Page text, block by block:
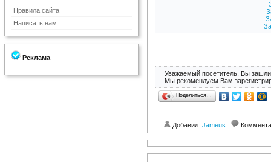
Правила сайта
Написать нам
Реклама
Уважаемый посетитель, Вы зашли
Мы рекомендуем Вам
Поделиться…
Добавил: Jameus